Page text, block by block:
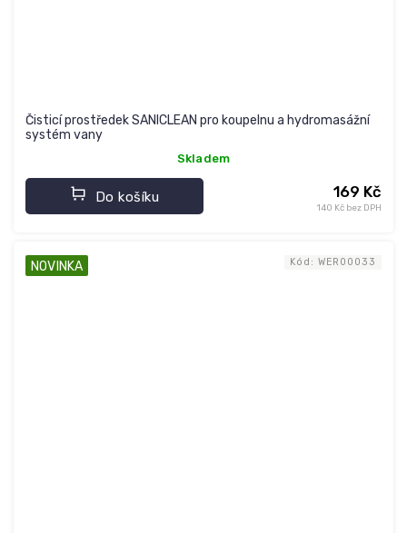
Čisticí prostředek SANICLEAN pro koupelnu a hydromasážní
systém vany
Skladem
140 Kč bez DPH
169 Kč
Do košíku
NOVINKA Kód: WER00033